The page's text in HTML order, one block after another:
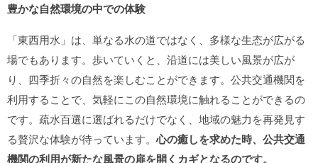
豊かな自然環境の中での体験
「東西用水」は、単なる水の道ではなく、多様な生态が広がる
場でもあります。歩いていくと、沿道には美しい風景が広が
り、四季折々の自然を楽しむことができます。公共交通機関を
利用することで、気軽にこの自然環境に触れることができるの
です。疏水百選に選ばれるだけでなく、地域の魅力を再発見す
る贅沢な体験が待っています。心の癒しを求めた時、公共交通
機関の利用が新たな風景の扉を開くカギとなるのです。